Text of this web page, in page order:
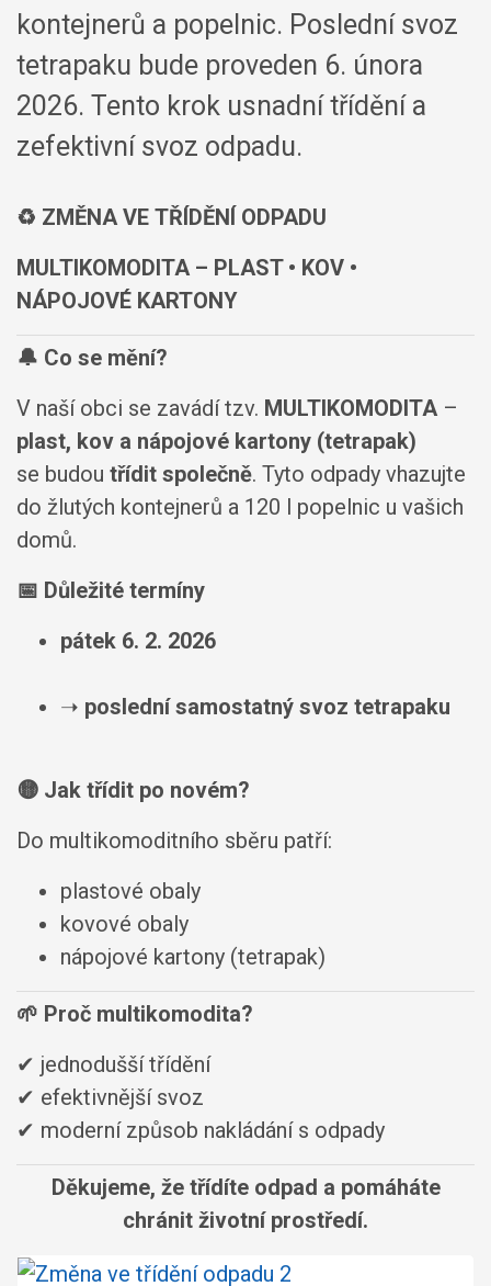
kontejnerů a popelnic. Poslední svoz
tetrapaku bude proveden 6. února
2026. Tento krok usnadní třídění a
zefektivní svoz odpadu.
♻ ️ ZMĚNA VE TŘÍDĚNÍ ODPADU
MULTIKOMODITA – PLAST • KOV •
NÁPOJOVÉ KARTONY
🔔 Co se mění?
V naší obci se zavádí tzv. MULTIKOMODITA –
plast, kov a nápojové kartony (tetrapak)
se budou třídit společně. Tyto odpady vhazujte
do žlutých kontejnerů a 120 l popelnic u vašich
domů.
📅 Důležité termíny
pátek 6. 2. 2026
➝ poslední samostatný svoz tetrapaku
🟡 Jak třídit po novém?
Do multikomoditního sběru patří:
plastové obaly
kovové obaly
nápojové kartony (tetrapak)
🌱 Proč multikomodita?
✔ jednodušší třídění
✔ efektivnější svoz
✔ moderní způsob nakládání s odpady
Děkujeme, že třídíte odpad a pomáháte
chránit životní prostředí.